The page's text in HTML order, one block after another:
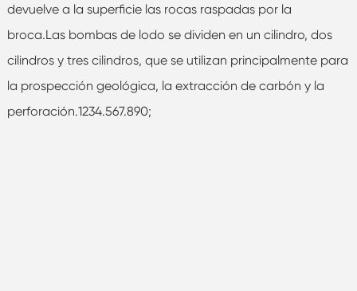
devuelve a la superficie las rocas raspadas por la
broca.Las bombas de lodo se dividen en un cilindro, dos
cilindros y tres cilindros, que se utilizan principalmente para
la prospección geológica, la extracción de carbón y la
perforación.1234.567.890;